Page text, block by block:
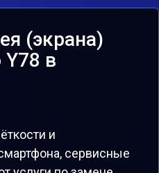
(экрана)
в
и
сервисные